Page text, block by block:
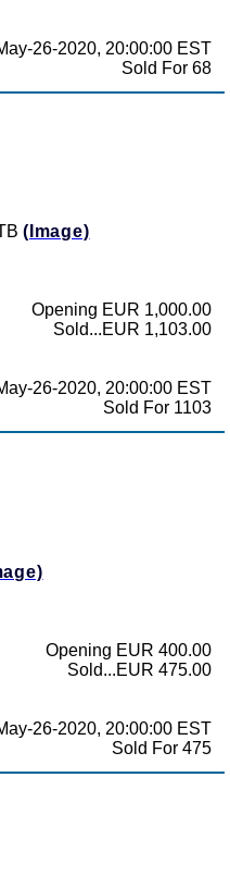
26-2020, 20:00:00 EST
Sold For 68
(Image)
Opening EUR 1,000.00
Sold...EUR 1,103.00
26-2020, 20:00:00 EST
Sold For 1103
Opening EUR 400.00
Sold...EUR 475.00
26-2020, 20:00:00 EST
Sold For 475